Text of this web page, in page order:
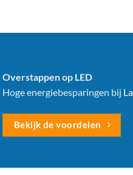
Overstappen op LED
Hoge energiebesparingen bij
Bekijk de voordelen